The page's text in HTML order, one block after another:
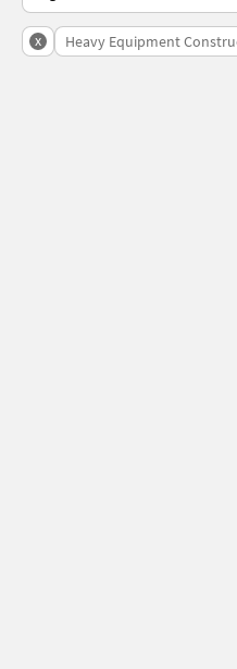
x Heavy Equipment